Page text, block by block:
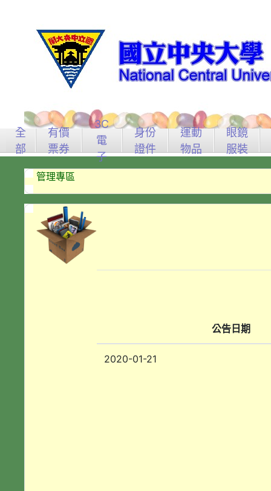
全
部
有價
票券
3C
電
子
身份
證件
運動
物品
眼鏡
服裝
管理專區
公告日期
2020-01-21